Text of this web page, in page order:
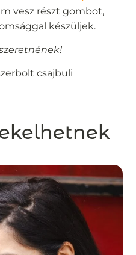
vesz részt gombot,
készüljek.